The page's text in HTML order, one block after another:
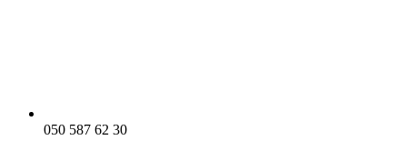
050 587 62 30